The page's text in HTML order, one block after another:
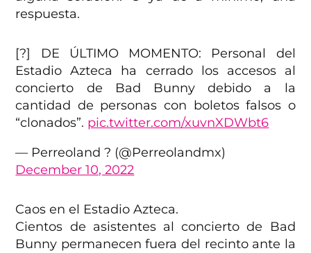
respuesta.
[?] DE ÚLTIMO MOMENTO: Personal del
Estadio Azteca ha cerrado los accesos al
concierto de Bad Bunny debido a la
cantidad de personas con boletos falsos o
“clonados”. pic.twitter.com/xuvnXDWbt6
— Perreoland ? (@Perreolandmx)
December 10, 2022
Caos en el Estadio Azteca.
Cientos de asistentes al concierto de Bad
Bunny permanecen fuera del recinto ante la